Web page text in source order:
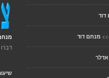
דברו
דוד
מנחם דוד